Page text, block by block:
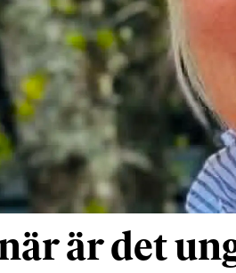
är det